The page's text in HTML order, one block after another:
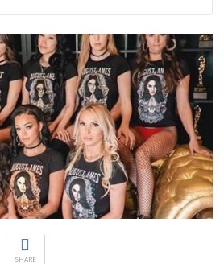
SHARE